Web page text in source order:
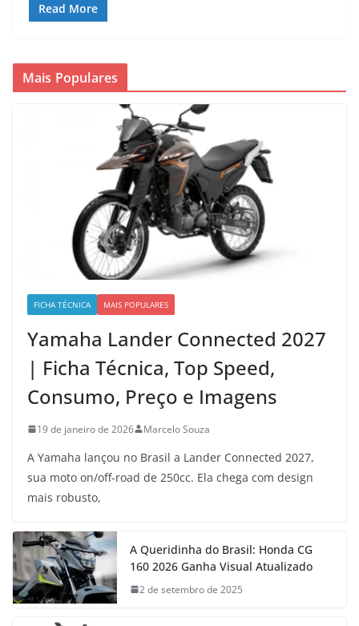
Read More
Mais Populares
FICHA TÉCNICA MAIS POPULARES
Yamaha Lander Connected 2027
| Ficha Técnica, Top Speed,
Consumo, Preço e Imagens
19 de janeiro de 2026 Marcelo Souza
A Yamaha lançou no Brasil a Lander Connected 2027,
sua moto on/off-road de 250cc. Ela chega com design
mais robusto,
A Queridinha do Brasil: Honda CG
160 2026 Ganha Visual Atualizado
2 de setembro de 2025